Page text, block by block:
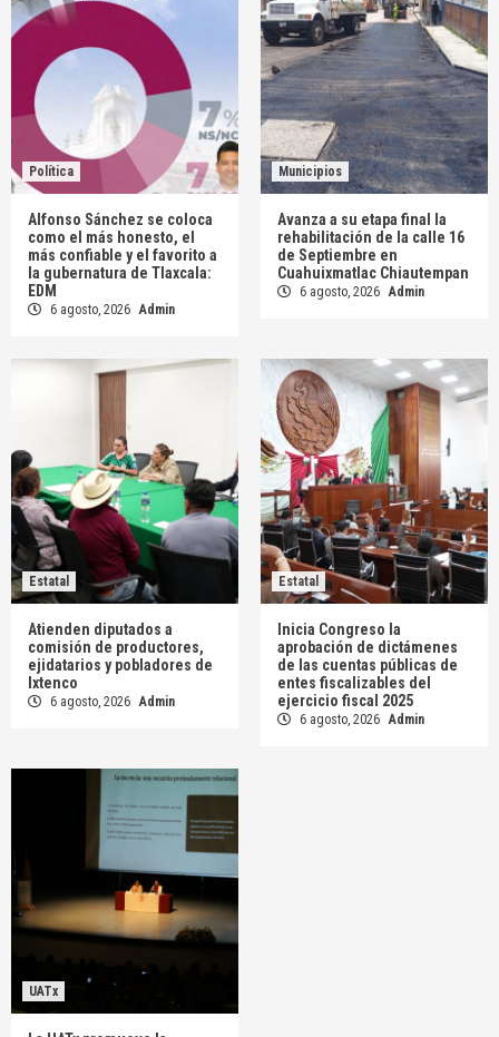
Política
Alfonso Sánchez se coloca
como el más honesto, el
más confiable y el favorito a
la gubernatura de Tlaxcala:
EDM
6 agosto, 2026 Admin
Municipios
Avanza a su etapa final la
rehabilitación de la calle 16
de Septiembre en
Cuahuixmatlac Chiautempan
6 agosto, 2026 Admin
Estatal
Atienden diputados a
comisión de productores,
ejidatarios y pobladores de
Ixtenco
6 agosto, 2026 Admin
Estatal
Inicia Congreso la
aprobación de dictámenes
de las cuentas públicas de
entes fiscalizables del
ejercicio fiscal 2025
6 agosto, 2026 Admin
UATx